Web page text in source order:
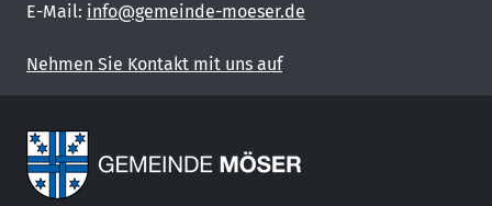
E-Mail: info@gemeinde-moeser.de
Nehmen Sie Kontakt mit uns auf